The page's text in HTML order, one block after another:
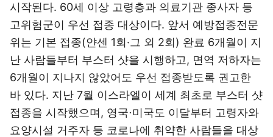
시작된다. 60세 이상 고령층과 의료기관 종사자 등
고위험군이 우선 접종 대상이다. 앞서 예방접종전문
위는 기본 접종(얀센 1회·그 외 2회) 완료 6개월이 지
난 사람들부터 부스터 샷을 시행하고, 면역 저하자는
6개월이 지나지 않았어도 우선 접종받도록 권고한
바 있다. 지난 7월 이스라엘이 세계 최초로 부스터 샷
접종을 시작했으며, 영국⋅미국도 이달부터 고령자와
요양시설 거주자 등 코로나에 취약한 사람들을 대상